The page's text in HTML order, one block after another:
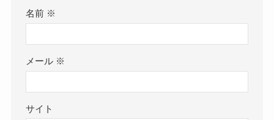
名前 ※
メール ※
サイト